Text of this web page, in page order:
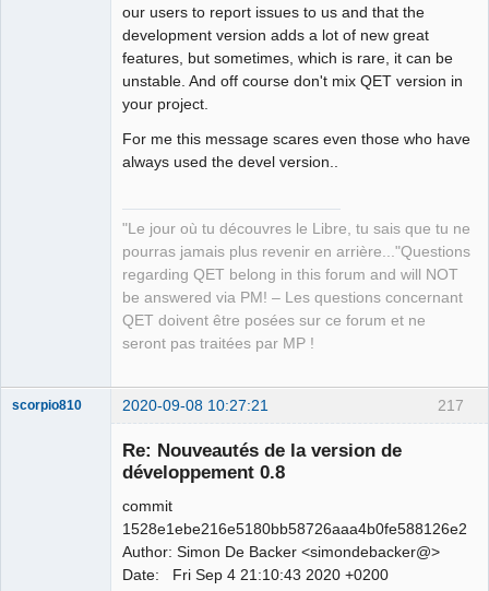
our users to report issues to us and that the
development version adds a lot of new great
features, but sometimes, which is rare, it can be
unstable. And off course don't mix QET version in
your project.
For me this message scares even those who have
always used the devel version..
"Le jour où tu découvres le Libre, tu sais que tu ne
pourras jamais plus revenir en arrière..."Questions
regarding QET belong in this forum and will NOT
be answered via PM! – Les questions concernant
QET doivent être posées sur ce forum et ne
seront pas traitées par MP !
217
scorpio810 2020-09-08 10:27:21
Re: Nouveautés de la version de
développement 0.8
commit
1528e1ebe216e5180bb58726aaa4b0fe588126e2
Author: Simon De Backer <simondebacker@>
Date: Fri Sep 4 21:10:43 2020 +0200